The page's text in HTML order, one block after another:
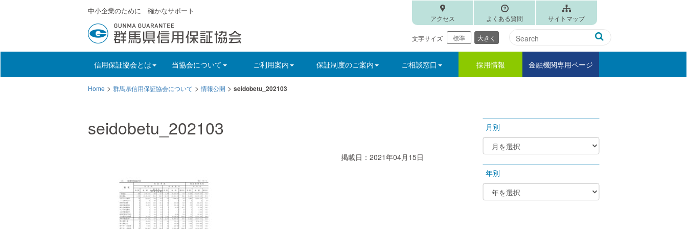
中小企業のために 確かなサポート
信用保証協会とは 当協会について ご利用案内 保証制度のご案内 ご相談窓口 採用情報 金融機関専用ページ
アクセス よくある質問 サイトマップ
文字サイズ 標準 大きく
Home > 群馬県信用保証協会について >情報公開 > seidobetu_202103
月別
年別
seidobetu_202103
掲載日：2021年04月15日